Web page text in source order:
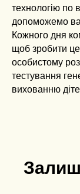
технологію по
допоможемо
Кожного дня
щоб зробити
особистому
тестування
вихованню